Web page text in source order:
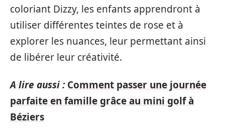
coloriant Dizzy, les enfants apprendront à
utiliser différentes teintes de rose et à
explorer les nuances, leur permettant ainsi
de libérer leur créativité.
A lire aussi : Comment passer une journée
parfaite en famille grâce au mini golf à
Béziers